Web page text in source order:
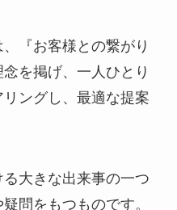
『お客様との繋がり
を掲げ、一人ひとり
ングし、最適な提案
大きな出来事の一つ
問をもつものです。